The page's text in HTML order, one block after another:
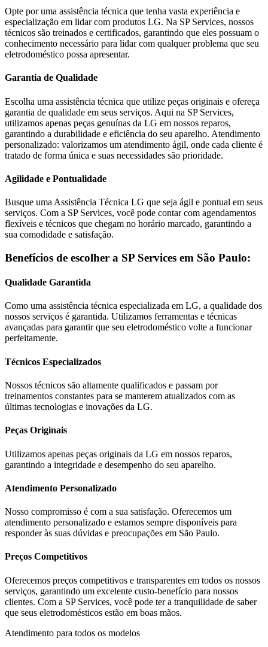
Opte por uma assistência técnica que tenha vasta experiência e
especialização em lidar com produtos LG. Na SP Services, nossos
técnicos são treinados e certificados, garantindo que eles possuam o
conhecimento necessário para lidar com qualquer problema que seu
eletrodoméstico possa apresentar.
Garantia de Qualidade
Escolha uma assistência técnica que utilize peças originais e ofereça
garantia de qualidade em seus serviços. Aqui na SP Services,
utilizamos apenas peças genuínas da LG em nossos reparos,
garantindo a durabilidade e eficiência do seu aparelho. Atendimento
personalizado: valorizamos um atendimento ágil, onde cada cliente é
tratado de forma única e suas necessidades são prioridade.
Agilidade e Pontualidade
Busque uma Assistência Técnica LG que seja ágil e pontual em seus
serviços. Com a SP Services, você pode contar com agendamentos
flexíveis e técnicos que chegam no horário marcado, garantindo a
sua comodidade e satisfação.
Benefícios de escolher a SP Services em São Paulo:
Qualidade Garantida
Como uma assistência técnica especializada em LG, a qualidade dos
nossos serviços é garantida. Utilizamos ferramentas e técnicas
avançadas para garantir que seu eletrodoméstico volte a funcionar
perfeitamente.
Técnicos Especializados
Nossos técnicos são altamente qualificados e passam por
treinamentos constantes para se manterem atualizados com as
últimas tecnologias e inovações da LG.
Peças Originais
Utilizamos apenas peças originais da LG em nossos reparos,
garantindo a integridade e desempenho do seu aparelho.
Atendimento Personalizado
Nosso compromisso é com a sua satisfação. Oferecemos um
atendimento personalizado e estamos sempre disponíveis para
responder às suas dúvidas e preocupações em São Paulo.
Preços Competitivos
Oferecemos preços competitivos e transparentes em todos os nossos
serviços, garantindo um excelente custo-benefício para nossos
clientes. Com a SP Services, você pode ter a tranquilidade de saber
que seus eletrodomésticos estão em boas mãos.
Atendimento para todos os modelos